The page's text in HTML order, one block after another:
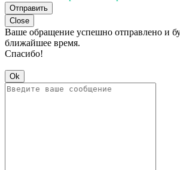
Отправить
Close
Ваше обращение успешно отправлено и
ближайшее время.
Спасибо!
Ok